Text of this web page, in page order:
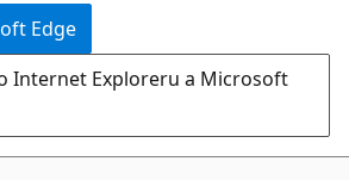
Edge
Internet Exploreru a Microsoft